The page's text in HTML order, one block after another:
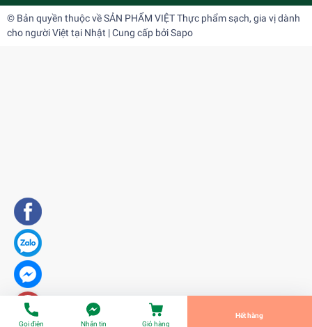
© Bản quyền thuộc vềSẢN PHẨM VIỆT Thực phẩm sạch, gia vị dành
cho người Việt tại Nhật | Cung cấp bởiSapo
Tiến Hành Thanh Toán
Gọi điện Nhắn tin Giỏ hàng
Hết hàng